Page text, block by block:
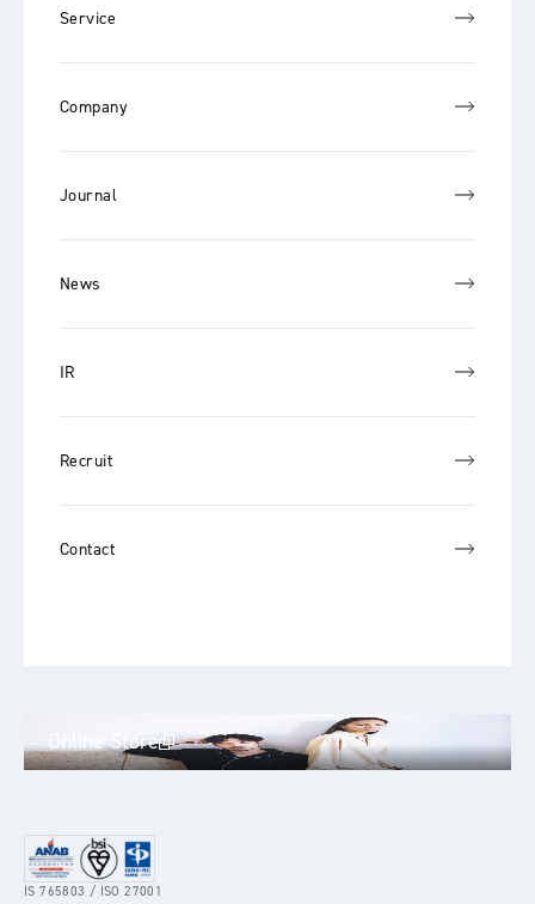
Service
Company
Journal
News
IR
Recruit
Contact
Online Store
IS 765803 / ISO 27001